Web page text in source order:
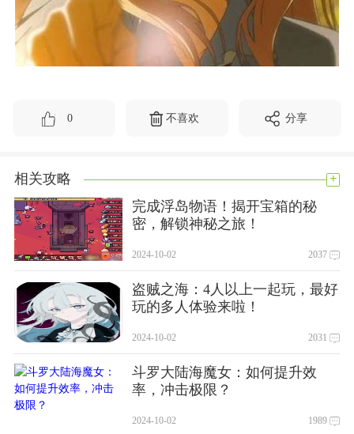
0 不喜欢 分享
相关攻略 +
完成浮岛物语！揭开宝箱的秘
密，解锁神秘之旅！
2024-10-02 2037
盗贼之海：4人以上一起玩，最好
玩的多人体验来啦！
2024-10-02 2031
斗罗大陆海魔女：如何提升效
率，冲击极限？
2024-10-02 1989